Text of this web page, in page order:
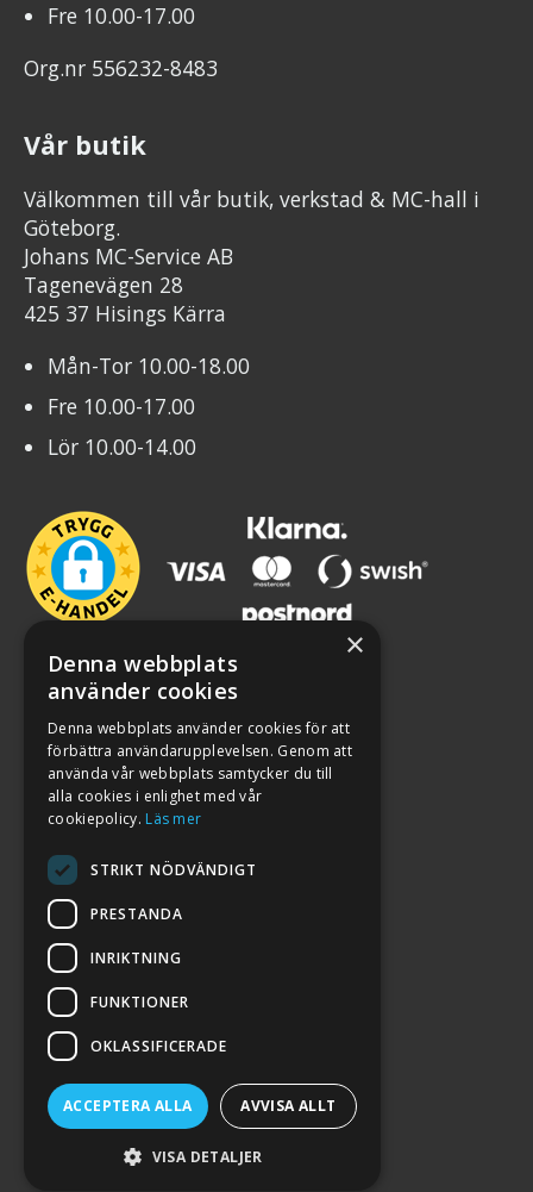
Fre 10.00-17.00
Org.nr 556232-8483
Vår butik
Välkommen till vår butik, verkstad & MC-hall i
Göteborg.
Johans MC-Service AB
Tagenevägen 28
425 37 Hisings Kärra
Mån-Tor 10.00-18.00
Fre 10.00-17.00
Lör 10.00-14.00
2026. ALL RIGHTS RESERVED.
POWERED BY EMPORI CMS
×
Denna webbplats
använder cookies
Denna webbplats använder cookies för att
förbättra användarupplevelsen. Genom att
använda vår webbplats samtycker du till
alla cookies i enlighet med vår
cookiepolicy. Läs mer
STRIKT NÖDVÄNDIGT
PRESTANDA
INRIKTNING
FUNKTIONER
OKLASSIFICERADE
ACCEPTERA ALLA AVVISA ALLT
VISA DETALJER